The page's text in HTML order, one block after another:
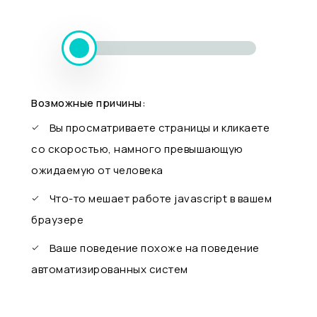
Возможные причины:
Вы просматриваете страницы и кликаете
со скоростью, намного превышающую
ожидаемую от человека
Что-то мешает работе javascript в вашем
браузере
Ваше поведение похоже на поведение
автоматизированных систем